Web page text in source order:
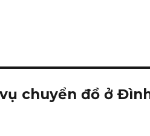
chuyển đồ ở